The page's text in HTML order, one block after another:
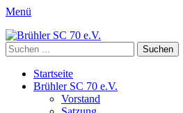
Menü
Brühler SC 70 e.V.
Mitglied des Rheinischen
Deutschen Schützenbundes e.V.
Suchen
nach:
Primäres
Menü
Zum
Inhalt
Startseite
Brühler SC 70 e.V.
Vorstand